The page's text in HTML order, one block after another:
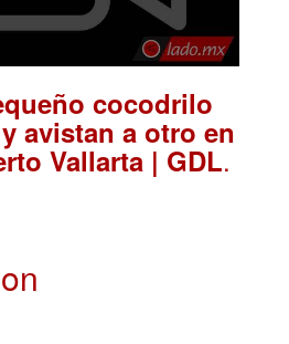
cocodrilo
avistan a otro en
Vallarta | GDL.